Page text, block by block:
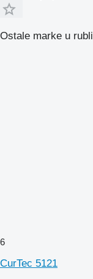
Ostale marke u
6
CurTec 5121